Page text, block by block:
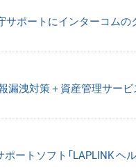
サポートにインターコムの
漏洩対策＋資産管理サービ
ートソフト「LAPLINK ヘ